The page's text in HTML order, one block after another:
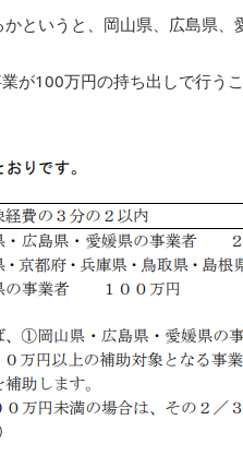
というと、岡山県、広島県
が100万円の持ち出しで行う